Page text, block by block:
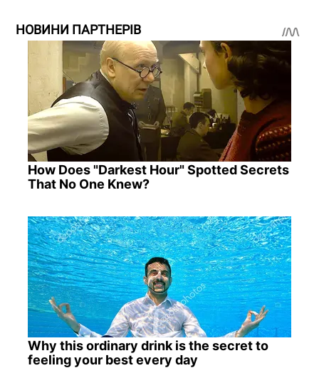
НОВИНИ ПАРТНЕРІВ
How Does "Darkest Hour" Spotted Secrets
That No One Knew?
Why this ordinary drink is the secret to
feeling your best every day